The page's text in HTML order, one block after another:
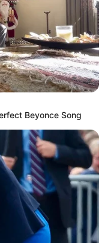
Beyonce Song